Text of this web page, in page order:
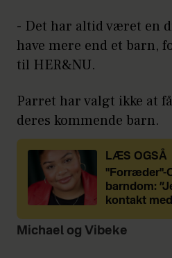
- Det har altid været en
have mere end et barn,
til HER&NU.
Parret har valgt ikke at
deres kommende barn.
LÆS OGSÅ
"Forræder"-
barndom:
kontakt
Michael og Vibeke